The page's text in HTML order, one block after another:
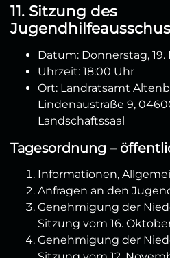
11. Sitzung des
Datum: Donnerstag, 19.
Uhrzeit: 18:00 Uhr
Ort: Landratsamt
Lindenaustraße 9,
Landschaftssaal
Tagesordnung –
Informationen,
Anfragen an den
Genehmigung der
Sitzung vom 16.
Genehmigung der